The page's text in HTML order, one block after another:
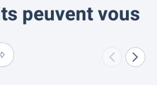
peuvent vous